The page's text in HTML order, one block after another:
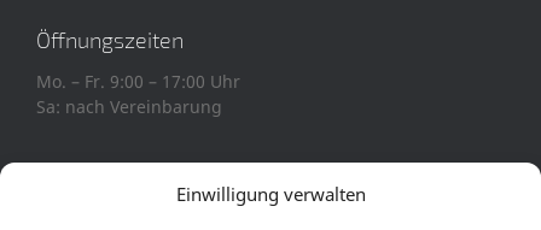
Einwilligung verwalten
Öffnungszeiten
Mo. – Fr. 9:00 – 17:00 Uhr
Sa: nach Vereinbarung